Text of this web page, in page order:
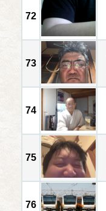
72
73
74
75
76